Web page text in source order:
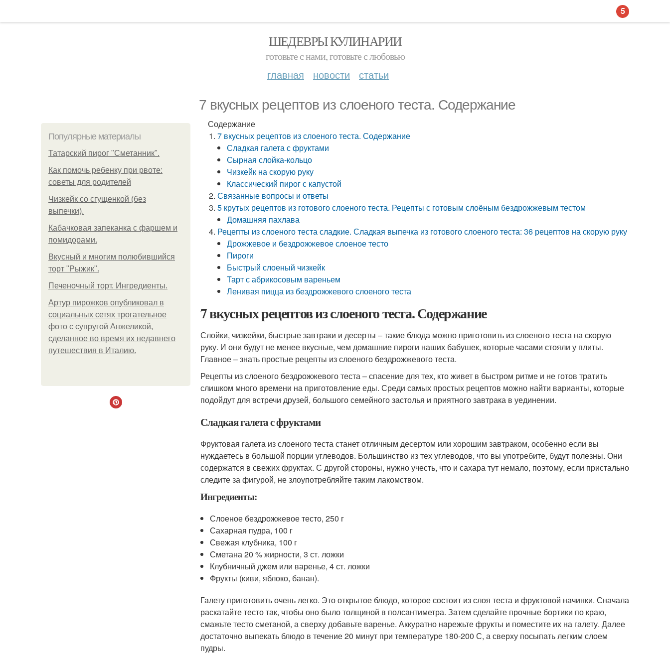
ШЕДЕВРЫ КУЛИНАРИИ
готовьте с нами, готовьте с любовью
главная новости статьи
7 вкусных рецептов из слоеного теста. Содержание
Популярные материалы
Татарский пирог "Сметанник".
Как помочь ребенку при рвоте:
советы для родителей
Чизкейк со сгущенкой (без
выпечки).
Кабачковая запеканка с фаршем и
помидорами.
Вкусный и многим полюбившийся
торт "Рыжик".
Печеночный торт. Ингредиенты.
Артур пирожков опубликовал в
социальных сетях трогательное
фото с супругой Анжеликой,
сделанное во время их недавнего
путешествия в Италию.
Содержание
7 вкусных рецептов из слоеного теста. Содержание
Сладкая галета с фруктами
Сырная слойка-кольцо
Чизкейк на скорую руку
Классический пирог с капустой
Связанные вопросы и ответы
5 крутых рецептов из готового слоеного теста. Рецепты с готовым слоёным бездрожжевым тестом
Домашняя пахлава
Рецепты из слоеного теста сладкие. Сладкая выпечка из готового слоеного теста: 36 рецептов на скорую руку
Дрожжевое и бездрожжевое слоеное тесто
Пироги
Быстрый слоеный чизкейк
Тарт с абрикосовым вареньем
Ленивая пицца из бездрожжевого слоеного теста
7 вкусных рецептов из слоеного теста. Содержание
Слойки, чизкейки, быстрые завтраки и десерты – такие блюда можно приготовить из слоеного теста на скорую
руку. И они будут не менее вкусные, чем домашние пироги наших бабушек, которые часами стояли у плиты.
Главное – знать простые рецепты из слоеного бездрожжевого теста.
Рецепты из слоеного бездрожжевого теста – спасение для тех, кто живет в быстром ритме и не готов тратить
слишком много времени на приготовление еды. Среди самых простых рецептов можно найти варианты, которые
подойдут для встречи друзей, большого семейного застолья и приятного завтрака в уединении.
Сладкая галета с фруктами
Фруктовая галета из слоеного теста станет отличным десертом или хорошим завтраком, особенно если вы
нуждаетесь в большой порции углеводов. Большинство из тех углеводов, что вы употребите, будут полезны. Они
содержатся в свежих фруктах. С другой стороны, нужно учесть, что и сахара тут немало, поэтому, если пристально
следите за фигурой, не злоупотребляйте таким лакомством.
Ингредиенты:
Слоеное бездрожжевое тесто, 250 г
Сахарная пудра, 100 г
Свежая клубника, 100 г
Сметана 20 % жирности, 3 ст. ложки
Клубничный джем или варенье, 4 ст. ложки
Фрукты (киви, яблоко, банан).
Галету приготовить очень легко. Это открытое блюдо, которое состоит из слоя теста и фруктовой начинки. Сначала
раскатайте тесто так, чтобы оно было толщиной в полсантиметра. Затем сделайте прочные бортики по краю,
смажьте тесто сметаной, а сверху добавьте варенье. Аккуратно нарежьте фрукты и поместите их на галету. Далее
достаточно выпекать блюдо в течение 20 минут при температуре 180-200 С, а сверху посыпать легким слоем
пудры.
5